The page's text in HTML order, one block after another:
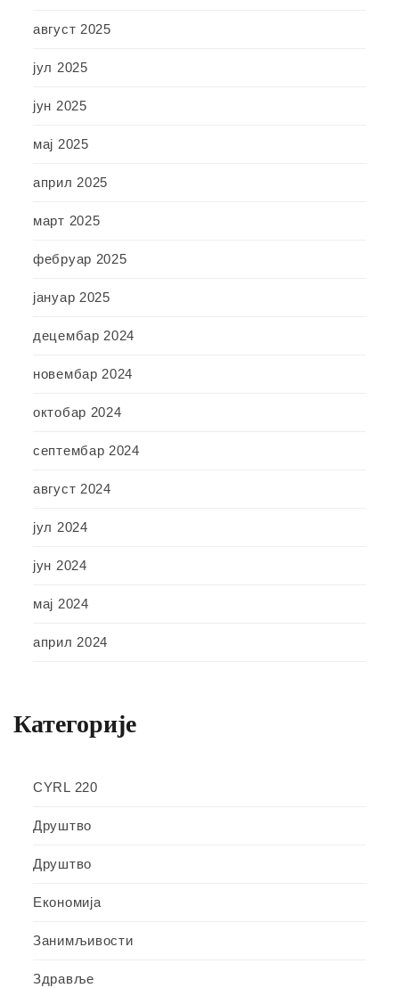
август 2025
јул 2025
јун 2025
мај 2025
април 2025
март 2025
фебруар 2025
јануар 2025
децембар 2024
новембар 2024
октобар 2024
септембар 2024
август 2024
јул 2024
јун 2024
мај 2024
април 2024
Категорије
CYRL 220
Друштво
Друштво
Економија
Занимљивости
Здравље